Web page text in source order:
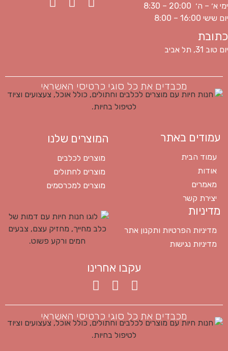
ימי א׳ – ה׳ 20:00 – 8:30
יום שישי 16:00 – 8:00
כתובת
יום טוב 31, תל אביב
מכבדים את כל סוגי כרטיסי האשראי
עמודים באתר
עמוד הבית
אודות
מאמרים
יצירת קשר
המוצרים שלנו
מוצרים לכלבים
מוצרים לחתולים
מוצרים למכרסמים
מדיניות
מדיניות הפרטיות ותקנון אתר
מדיניות נגישות
עקבו אחרינו
מכבדים את כל סוגי כרטיסי האשראי